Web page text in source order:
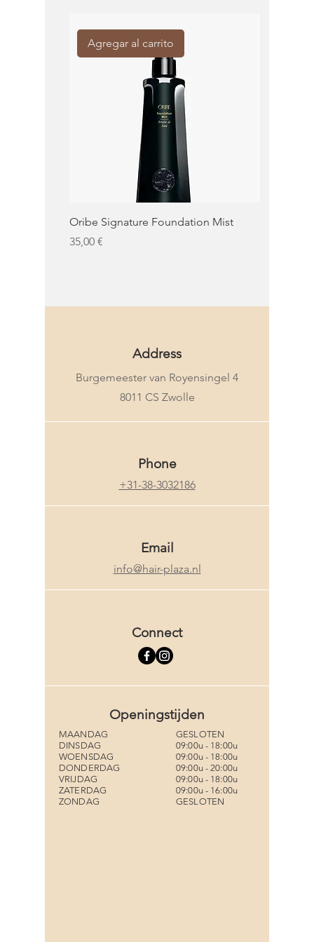
Agregar al carrito
Oribe Signature Foundation Mist
Precio
35,00 €
Address
Burgemeester van Royensingel 4
8011 CS Zwolle
Phone
+31-38-3032186
Email
info@hair-plaza.nl
Connect
Openingstijden
MAANDAG
DINSDAG
WOENSDAG
DONDERDAG
VRIJDAG
ZATERDAG
ZONDAG
GESLOTEN
09:00u - 18:00u
09:00u - 18:00u
09:00u - 20:00u
09:00u - 18:00u
09:00u - 16:00u
GESLOTEN